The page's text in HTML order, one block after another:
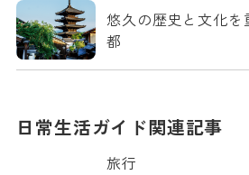
悠久の歴史と文化
都
日常生活ガイド関連記事
旅行